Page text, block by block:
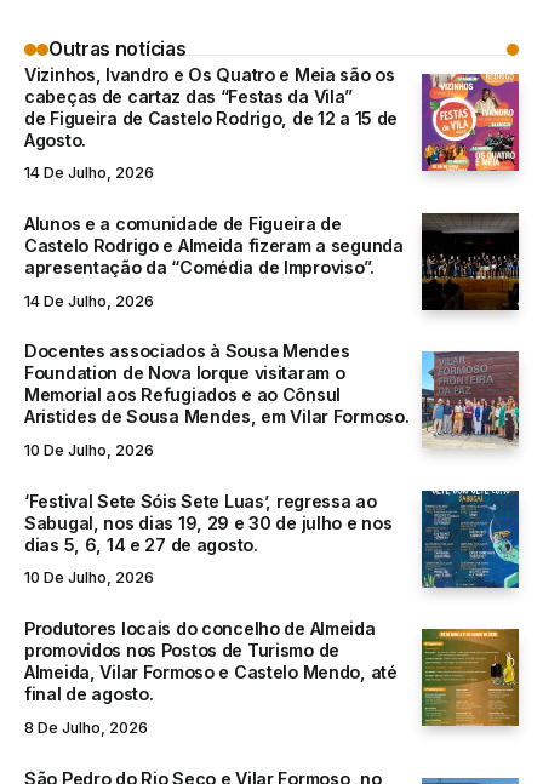
Outras notícias
Vizinhos, Ivandro e Os Quatro e Meia são os
cabeças de cartaz das “Festas da Vila”
de Figueira de Castelo Rodrigo, de 12 a 15 de
Agosto.
14 De Julho, 2026
Alunos e a comunidade de Figueira de
Castelo Rodrigo e Almeida fizeram a segunda
apresentação da “Comédia de Improviso”.
14 De Julho, 2026
Docentes associados à Sousa Mendes
Foundation de Nova Iorque visitaram o
Memorial aos Refugiados e ao Cônsul
Aristides de Sousa Mendes, em Vilar Formoso.
10 De Julho, 2026
‘Festival Sete Sóis Sete Luas’, regressa ao
Sabugal, nos dias 19, 29 e 30 de julho e nos
dias 5, 6, 14 e 27 de agosto.
10 De Julho, 2026
Produtores locais do concelho de Almeida
promovidos nos Postos de Turismo de
Almeida, Vilar Formoso e Castelo Mendo, até
final de agosto.
8 De Julho, 2026
São Pedro do Rio Seco e Vilar Formoso, no